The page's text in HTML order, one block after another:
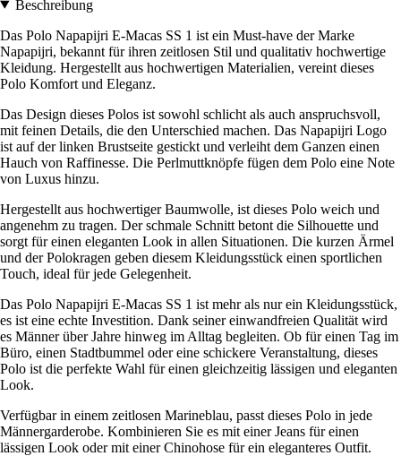
Beschreibung
Das Polo Napapijri E-Macas SS 1 ist ein Must-have der Marke
Napapijri, bekannt für ihren zeitlosen Stil und qualitativ hochwertige
Kleidung. Hergestellt aus hochwertigen Materialien, vereint dieses
Polo Komfort und Eleganz.
Das Design dieses Polos ist sowohl schlicht als auch anspruchsvoll,
mit feinen Details, die den Unterschied machen. Das Napapijri Logo
ist auf der linken Brustseite gestickt und verleiht dem Ganzen einen
Hauch von Raffinesse. Die Perlmuttknöpfe fügen dem Polo eine Note
von Luxus hinzu.
Hergestellt aus hochwertiger Baumwolle, ist dieses Polo weich und
angenehm zu tragen. Der schmale Schnitt betont die Silhouette und
sorgt für einen eleganten Look in allen Situationen. Die kurzen Ärmel
und der Polokragen geben diesem Kleidungsstück einen sportlichen
Touch, ideal für jede Gelegenheit.
Das Polo Napapijri E-Macas SS 1 ist mehr als nur ein Kleidungsstück,
es ist eine echte Investition. Dank seiner einwandfreien Qualität wird
es Männer über Jahre hinweg im Alltag begleiten. Ob für einen Tag im
Büro, einen Stadtbummel oder eine schickere Veranstaltung, dieses
Polo ist die perfekte Wahl für einen gleichzeitig lässigen und eleganten
Look.
Verfügbar in einem zeitlosen Marineblau, passt dieses Polo in jede
Männergarderobe. Kombinieren Sie es mit einer Jeans für einen
lässigen Look oder mit einer Chinohose für ein eleganteres Outfit.